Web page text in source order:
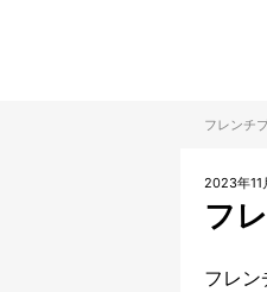
フレンチ
2023年11
フ
フレン